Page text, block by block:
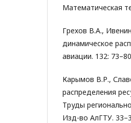
Математическая
Грехов В.А.,
динамическое
авиации. 132:
Карымов В.Р.,
распределения
Труды
Изд-во АлГТУ.